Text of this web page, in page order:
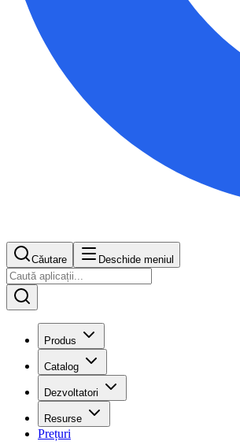
Căutare Deschide meniul
Produs
Catalog
Dezvoltatori
Resurse
Prețuri